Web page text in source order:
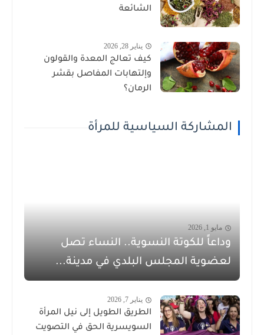
الشائعة
يناير 28, 2026
كيف تعالج المعدة والقولون
وإلتهابات المفاصل بقشر
الرمان؟
المشاركة السياسية للمرأة
مايو 1, 2026
وداعاً للكوتة النسوية.. النساء تصل
لعضوية المجلس البلدي في مدينة...
يناير 7, 2026
الطريق الطويل إلى نيل المرأة
السويسرية الحق في التصويت